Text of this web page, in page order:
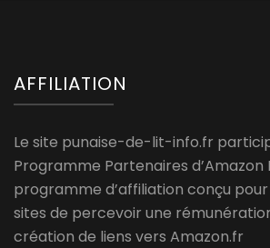
AFFILIATION
Le site punaise-de-lit-info.fr
Programme Partenaires d’Amazon
programme d’affiliation conçu
sites de percevoir une
création de liens vers Amazon.fr